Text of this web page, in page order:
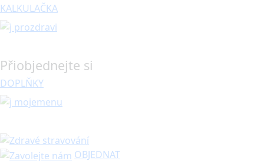
KALKULAČKA
Přiobjednejte si
DOPLŇKY
OBJEDNAT